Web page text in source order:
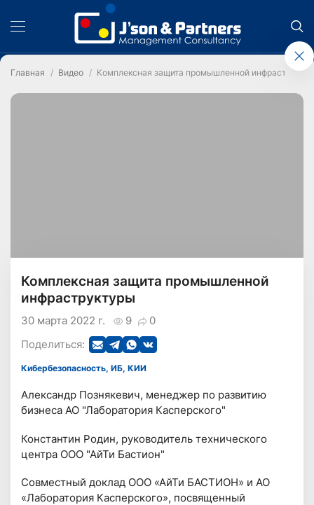
Главная Видео Комплексная защита промышленной
Комплексная защита промышленной
инфраструктуры
9 0
30 марта 2022 г.
Поделиться:
Кибербезопасность, ИБ, КИИ
Александр Познякевич, менеджер по развитию
бизнеса АО "Лаборатория Касперского"
Константин Родин, руководитель технического
центра ООО "АйТи Бастион"
Совместный доклад ООО «АйТи БАСТИОН» и АО
«Лаборатория Касперского», посвященный